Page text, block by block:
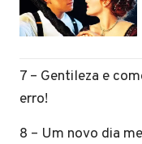
7 – Gentileza e
erro!
8 – Um novo dia